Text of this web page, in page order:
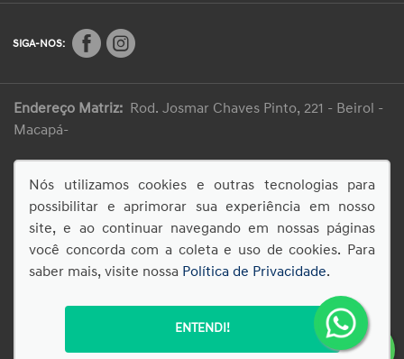
SIGA-NOS:
Endereço Matriz: Rod. Josmar Chaves Pinto, 221 - Beirol -
Macapá-
Confira nossas Políticas de Pagamento e Transparência Fiscal
Nós utilizamos cookies e outras tecnologias para
possibilitar e aprimorar sua experiência em nosso
site, e ao continuar navegando em nossas páginas
você concorda com a coleta e uso de cookies. Para
saber mais, visite nossa Política de Privacidade.
ENTENDI!